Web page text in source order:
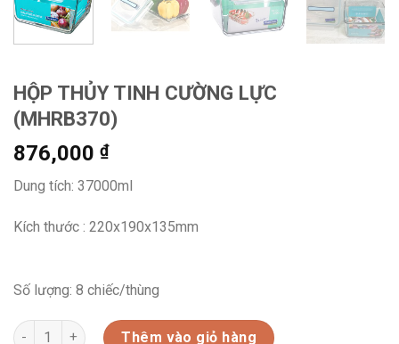
HỘP THỦY TINH CƯỜNG LỰC
(MHRB370)
876,000 ₫
Dung tích: 37000ml
Kích thước : 220x190x135mm
Số lượng: 8 chiếc/thùng
HỘP THỦY TINH CƯỜNG LỰC (MHRB370) số lượng
Thêm vào giỏ hàng